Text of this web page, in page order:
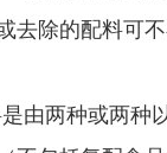
去除的配料可
由两种或两种